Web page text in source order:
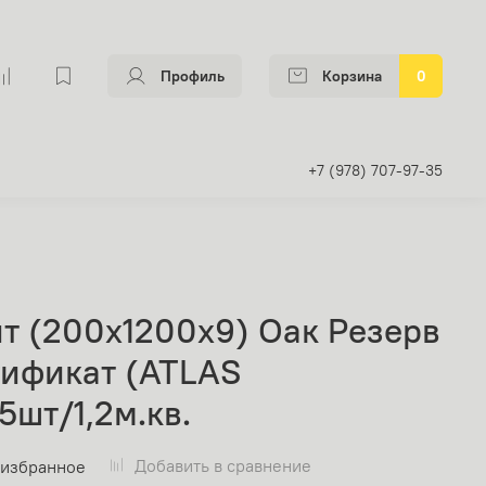
Профиль Корзина 0
+7 (978) 707-97-35
(200х1200х9) Оак Резерв
(ATLAS
1,2м.кв.
Добавить в сравнение